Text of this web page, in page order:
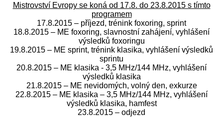
Mistrovství Evropy se koná od 17.8. do 23.8.2015 s tímto
programem
17.8.2015 – příjezd, trénink foxoring, sprint
18.8.2015 – ME foxoring, slavnostní zahájení, vyhlášení
výsledků foxoringu
19.8.2015 – ME sprint, trénink klasika, vyhlášení výsledků
sprintu
20.8.2015 – ME klasika - 3,5 MHz/144 MHz, vyhlášení
výsledků klasika
21.8.2015 – ME nevidomých, volný den, exkurze
22.8.2015 – ME klasika – 3,5 MHz/144 MHz, vyhlášení
výsledků klasika, hamfest
23.8.2015 – odjezd